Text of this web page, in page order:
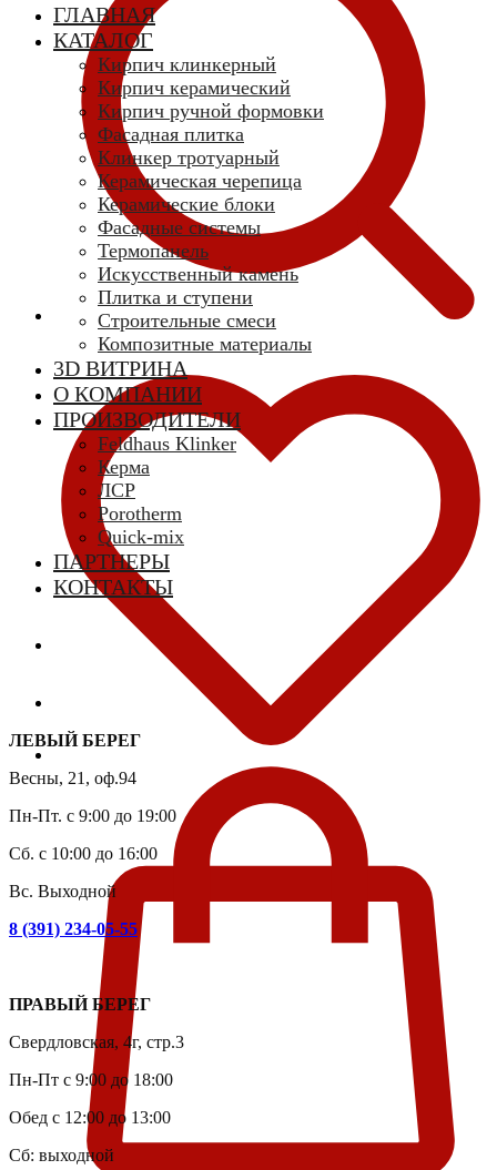
ГЛАВНАЯ
КАТАЛОГ
Кирпич клинкерный
Кирпич керамический
Кирпич ручной формовки
Фасадная плитка
Клинкер тротуарный
Керамическая черепица
Керамические блоки
Фасадные системы
Термопанель
Искусственный камень
Плитка и ступени
Строительные смеси
Композитные материалы
3D ВИТРИНА
О КОМПАНИИ
ПРОИЗВОДИТЕЛИ
Feldhaus Klinker
Керма
ЛСР
Porotherm
Quick-mix
ПАРТНЕРЫ
КОНТАКТЫ
ЛЕВЫЙ БЕРЕГ
Весны, 21, оф.94
Пн-Пт. с 9:00 до 19:00
Сб. с 10:00 до 16:00
Вс. Выходной
8 (391) 234-05-55
ПРАВЫЙ БЕРЕГ
Свердловская, 4г, стр.3
Пн-Пт с 9:00 до 18:00
Обед с 12:00 до 13:00
Сб: выходной